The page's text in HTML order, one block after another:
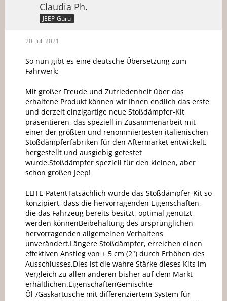
Claudia Ph.
JEEP-Guru
20. Juli 2021
So nun gibt es eine deutsche Übersetzung zum
Fahrwerk:
Mit großer Freude und Zufriedenheit über das
erhaltene Produkt können wir Ihnen endlich das erste
und derzeit einzigartige neue Stoßdämpfer-Kit
präsentieren, das speziell in Zusammenarbeit mit
einer der größten und renommiertesten italienischen
Stoßdämpferfabriken für den Aftermarket entwickelt,
hergestellt und ausgiebig getestet
wurde.Stoßdämpfer speziell für den kleinen, aber
schon großen Jeep!
ELITE-PatentTatsächlich wurde das Stoßdämpfer-Kit so
konzipiert, dass die hervorragenden Eigenschaften,
die das Fahrzeug bereits besitzt, optimal genutzt
werden könnenBeibehaltung des ursprünglichen
hervorragenden allgemeinen Verhaltens
unverändert.Längere Stoßdämpfer, erreichen einen
effektiven Anstieg von + 5 cm (2") durch Erhöhen des
Ausschlusses,Dies ist die wahre Stärke dieses Kits im
Vergleich zu allen anderen bisher auf dem Markt
erhältlichen.EigenschaftenGemischte
Öl-/Gaskartusche mit differenziertem System für